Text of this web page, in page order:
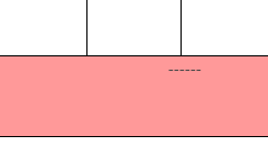
------